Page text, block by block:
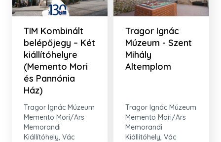
TIM Kombinált
belépőjegy – Két
kiállítóhelyre
(Memento Mori
és Pannónia
Ház)
Tragor Ignác Múzeum
Memento Mori/Ars
Memorandi
Kiállítóhely, Vác
Tragor Ignác
Múzeum - Szent
Mihály
Altemplom
Tragor Ignác Múzeum
Memento Mori/Ars
Memorandi
Kiállítóhely, Vác